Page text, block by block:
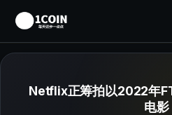
Netflix正筹拍以2022年
电影